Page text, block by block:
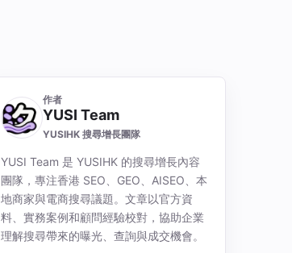
作者
YUSI Team
YUSIHK 搜尋增長團隊
YUSI Team 是 YUSIHK 的搜尋增長內容
團隊，專注香港 SEO、GEO、AISEO、本
地商家與電商搜尋議題。文章以官方資
料、實務案例和顧問經驗校對，協助企業
理解搜尋帶來的曝光、查詢與成交機會。